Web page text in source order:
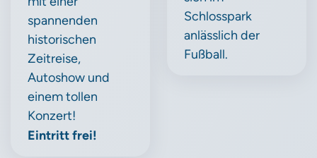
spannenden
historischen
Zeitreise,
Autoshow und
einem tollen
Konzert!
Eintritt frei!
Schlosspark
anlässlich der
Fußball.